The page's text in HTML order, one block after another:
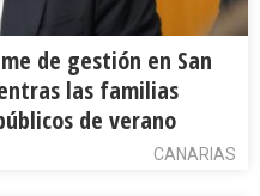
de gestión en San
las familias
de verano
CANARIAS